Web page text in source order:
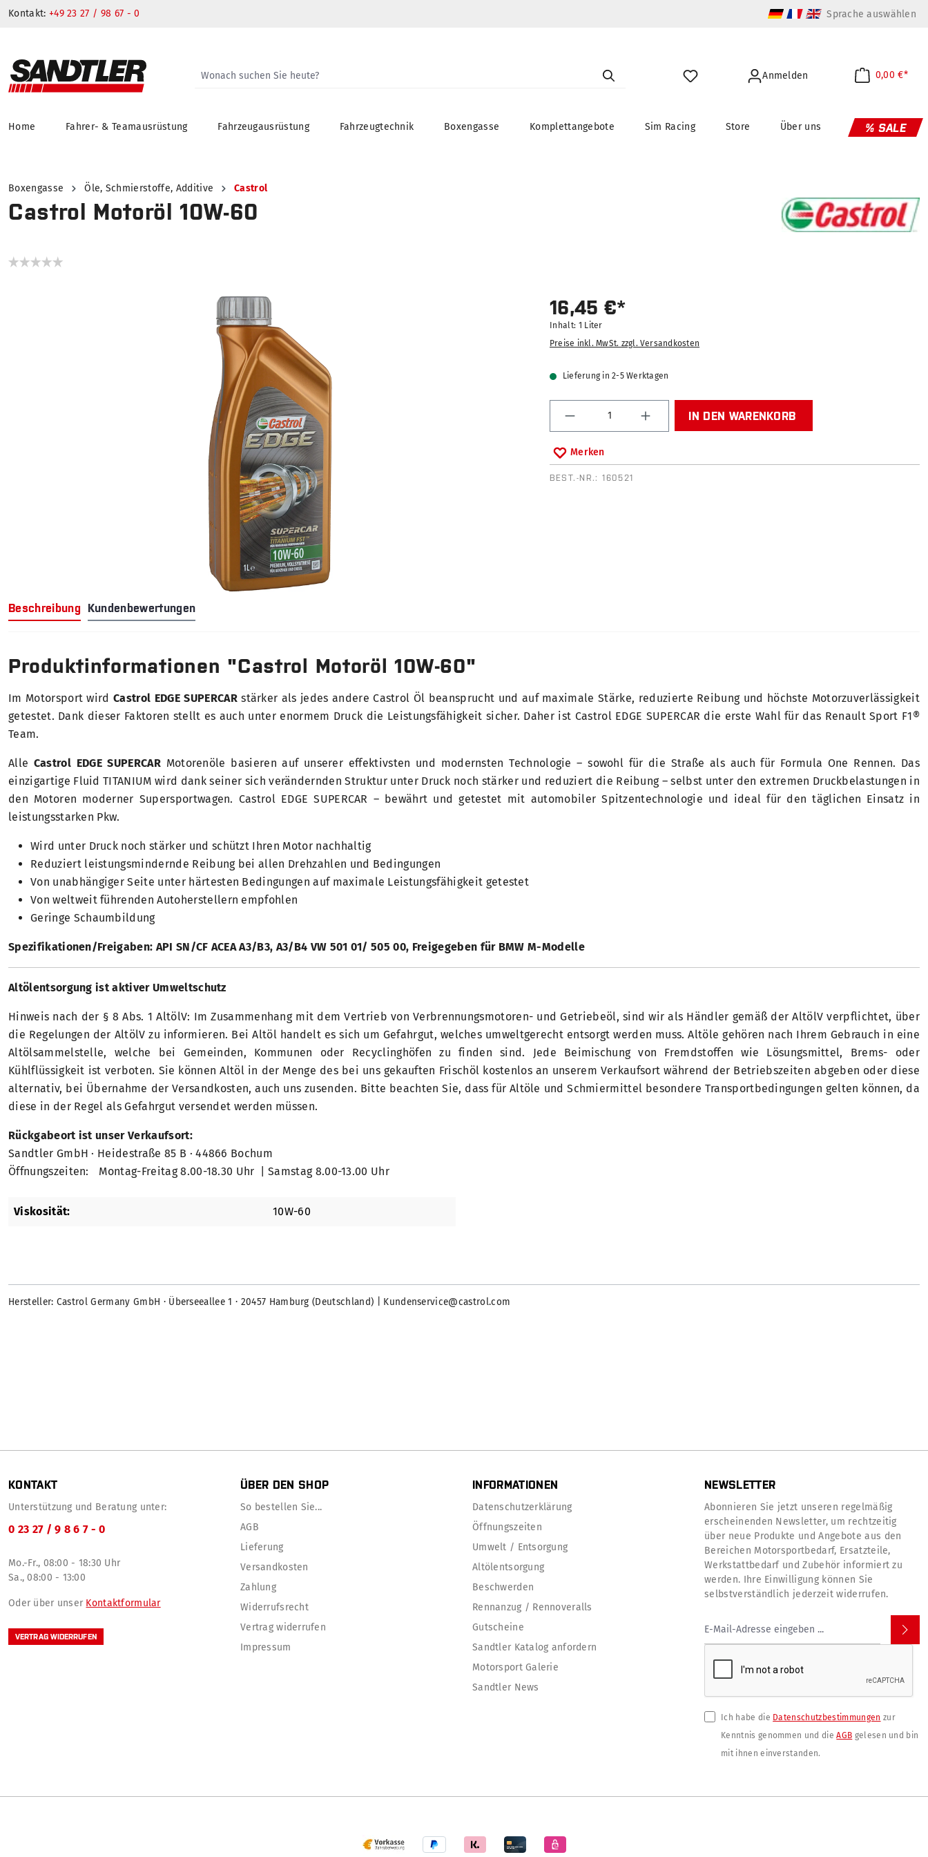
Kontakt: +49 23 27 / 98 67 - 0 Sprache auswählen
Anmelden 0,00 €*
Home Fahrer- & Teamausrüstung Fahrzeugausrüstung Fahrzeugtechnik Boxengasse Komplettangebote Sim Racing Store Über uns % SALE
Boxengasse Öle, Schmierstoffe, Additive Castrol
Castrol Motoröl 10W-60
16,45 €*
Inhalt: 1 Liter
Preise inkl. MwSt. zzgl. Versandkosten
Lieferung in 2-5 Werktagen
Produkt Anzahl: Gib den gewünschten Wert ein
IN DEN WARENKORB
Merken
BEST.-NR.:160521
Beschreibung Kundenbewertungen
Produktinformationen "Castrol Motoröl 10W-60"
Im Motorsport wirdCastrol EDGE SUPERCARstärker als jedes andere Castrol Öl beansprucht und auf maximale Stärke, reduzierte Reibung und höchste Motorzuverlässigkeit
getestet. Dank dieser Faktoren stellt es auch unter enormem Druck die Leistungsfähigkeit sicher. Daher ist Castrol EDGE SUPERCAR die erste Wahl für das Renault Sport F1®
Team.
Alle Castrol EDGE SUPERCAR Motorenöle basieren auf unserer effektivsten und modernsten Technologie – sowohl für die Straße als auch für Formula One Rennen. Das
einzigartige Fluid TITANIUM wird dank seiner sich verändernden Struktur unter Druck noch stärker und reduziert die Reibung – selbst unter den extremen Druckbelastungen in
den Motoren moderner Supersportwagen. Castrol EDGE SUPERCAR – bewährt und getestet mit automobiler Spitzentechnologie und ideal für den täglichen Einsatz in
leistungsstarken Pkw.
Wird unter Druck noch stärker und schützt Ihren Motor nachhaltig
Reduziert leistungsmindernde Reibung bei allen Drehzahlen und Bedingungen
Von unabhängiger Seite unter härtesten Bedingungen auf maximale Leistungsfähigkeit getestet
Von weltweit führenden Autoherstellern empfohlen
Geringe Schaumbildung
Spezifikationen/Freigaben: API SN/CF ACEA A3/B3, A3/B4 VW 501 01/ 505 00, Freigegeben für BMW M-Modelle
Altölentsorgung ist aktiver Umweltschutz
Hinweis nach der § 8 Abs. 1 AltölV: Im Zusammenhang mit dem Vertrieb von Verbrennungsmotoren- und Getriebeöl, sind wir als Händler gemäß der AltölV verpflichtet, über
die Regelungen der AltölV zu informieren. Bei Altöl handelt es sich um Gefahrgut, welches umweltgerecht entsorgt werden muss. Altöle gehören nach Ihrem Gebrauch in eine
Altölsammelstelle, welche bei Gemeinden, Kommunen oder Recyclinghöfen zu finden sind. Jede Beimischung von Fremdstoffen wie Lösungsmittel, Brems- oder
Kühlflüssigkeit ist verboten. Sie können Altöl in der Menge des bei uns gekauften Frischöl kostenlos an unserem Verkaufsort während der Betriebszeiten abgeben oder diese
alternativ, bei Übernahme der Versandkosten, auch uns zusenden. Bitte beachten Sie, dass für Altöle und Schmiermittel besondere Transportbedingungen gelten können, da
diese in der Regel als Gefahrgut versendet werden müssen.
Rückgabeort ist unser Verkaufsort:
Sandtler GmbH · Heidestraße 85 B · 44866 Bochum
Öffnungszeiten: Montag-Freitag 8.00-18.30 Uhr | Samstag 8.00-13.00 Uhr
Viskosität: 10W-60
Hersteller: Castrol Germany GmbH · Überseeallee 1 · 20457 Hamburg (Deutschland) | Kundenservice@castrol.com
KONTAKT
Unterstützung und Beratung unter:
0 23 27 / 9 8 6 7 - 0
Mo.-Fr., 08:00 - 18:30 Uhr
Sa., 08:00 - 13:00
Oder über unser Kontaktformular
VERTRAG WIDERRUFEN
ÜBER DEN SHOP
So bestellen Sie...
AGB
Lieferung
Versandkosten
Zahlung
Widerrufsrecht
Vertrag widerrufen
Impressum
INFORMATIONEN
Datenschutzerklärung
Öffnungszeiten
Umwelt / Entsorgung
Altölentsorgung
Beschwerden
Rennanzug / Rennoveralls
Gutscheine
Sandtler Katalog anfordern
Motorsport Galerie
Sandtler News
NEWSLETTER
Abonnieren Sie jetzt unseren regelmäßig
erscheinenden Newsletter, um rechtzeitig
über neue Produkte und Angebote aus den
Bereichen Motorsportbedarf, Ersatzteile,
Werkstattbedarf und Zubehör informiert zu
werden. Ihre Einwilligung können Sie
selbstverständlich jederzeit widerrufen.
Ich habe die Datenschutzbestimmungen zur
Kenntnis genommen und dieAGB gelesen und bin
mit ihnen einverstanden.